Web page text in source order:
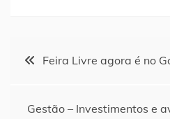
Navegação
Feira Livre agora é no
Gestão – Investimentos e